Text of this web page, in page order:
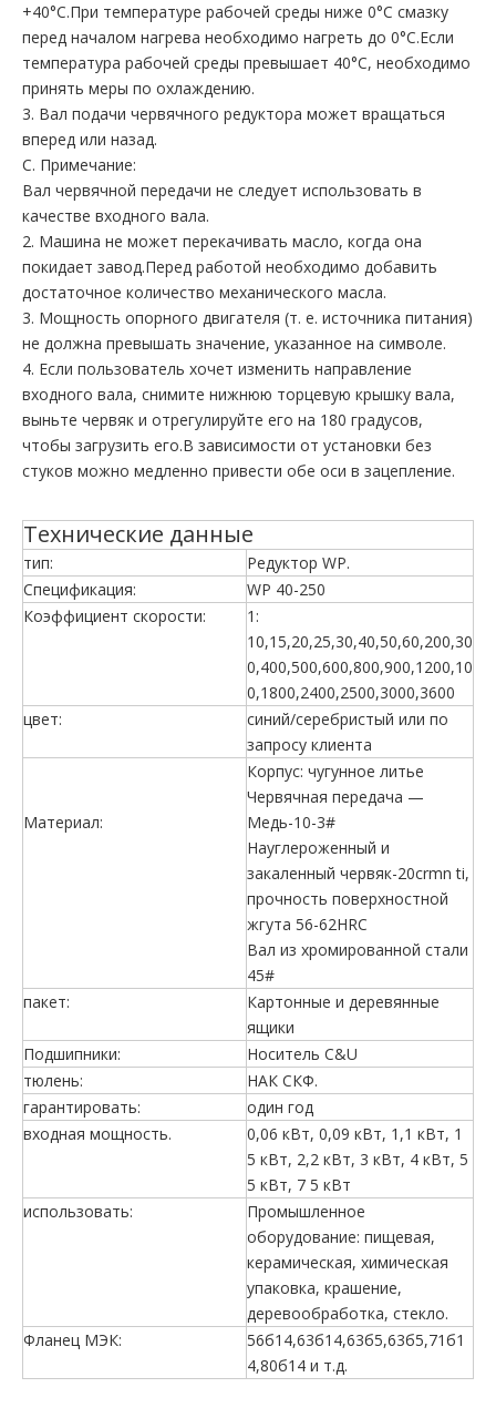
+40°C.При температуре рабочей среды ниже 0°С смазку
перед началом нагрева необходимо нагреть до 0°С.Если
температура рабочей среды превышает 40°C, необходимо
принять меры по охлаждению.
3. Вал подачи червячного редуктора может вращаться
вперед или назад.
С. Примечание:
Вал червячной передачи не следует использовать в
качестве входного вала.
2. Машина не может перекачивать масло, когда она
покидает завод.Перед работой необходимо добавить
достаточное количество механического масла.
3. Мощность опорного двигателя (т. е. источника питания)
не должна превышать значение, указанное на символе.
4. Если пользователь хочет изменить направление
входного вала, снимите нижнюю торцевую крышку вала,
выньте червяк и отрегулируйте его на 180 градусов,
чтобы загрузить его.В зависимости от установки без
стуков можно медленно привести обе оси в зацепление.
Технические данные
тип:
Редуктор WP.
Спецификация:
WP 40-250
Коэффициент скорости:
1:
10,15,20,25,30,40,50,60,200,30
0,400,500,600,800,900,1200,10
0,1800,2400,2500,3000,3600
цвет:
синий/серебристый или по
запросу клиента
Материал:
Корпус: чугунное литье
Червячная передача —
Медь-10-3#
Науглероженный и
закаленный червяк-20crmn ti,
прочность поверхностной
жгута 56-62HRC
Вал из хромированной стали
45#
пакет:
Картонные и деревянные
ящики
Подшипники:
Носитель C&U
тюлень:
НАК СКФ.
гарантировать:
один год
входная мощность.
0,06 кВт, 0,09 кВт, 1,1 кВт, 1
5 кВт, 2,2 кВт, 3 кВт, 4 кВт, 5
5 кВт, 7 5 кВт
использовать:
Промышленное
оборудование: пищевая,
керамическая, химическая
упаковка, крашение,
деревообработка, стекло.
Фланец МЭК:
56б14,63б14,63б5,63б5,71б1
4,80б14 и т.д.